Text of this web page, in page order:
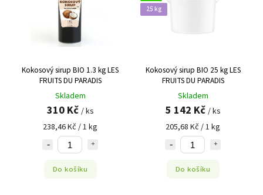
Kokosový sirup BIO 1.3 kg LES
FRUITS DU PARADIS
Skladem
310 Kč / ks
238,46 Kč / 1 kg
Do košíku
25 kg
Kokosový sirup BIO 25 kg LES
FRUITS DU PARADIS
Skladem
5 142 Kč / ks
205,68 Kč / 1 kg
Do košíku